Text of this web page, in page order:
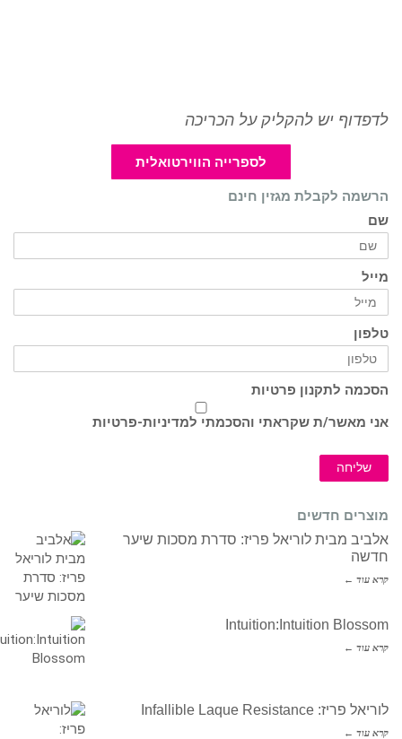
לדפדוף יש להקליק על הכריכה
לספרייה הווירטואלית
הרשמה לקבלת מגזין חינם
שם
מייל
טלפון
הסכמה לתקנון פרטיות
אני מאשר/ת שקראתי והסכמתי למדיניות-פרטיות
שליחה
מוצרים חדשים
אלביב מבית לוריאל פריז: סדרת מסכות שיער
חדשה
קרא עוד ←
Intuition:Intuition Blossom
קרא עוד ←
לוריאל פריז: Infallible Laque Resistance
קרא עוד ←